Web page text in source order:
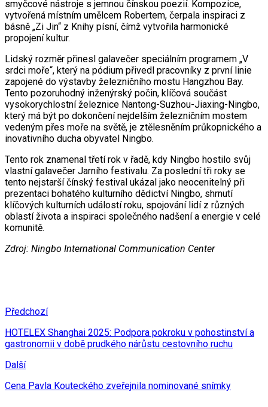
smyčcové nástroje s jemnou čínskou poezií. Kompozice,
vytvořená místním umělcem Robertem, čerpala inspiraci z
básně „Zi Jin“ z Knihy písní, čímž vytvořila harmonické
propojení kultur.
Lidský rozměr přinesl galavečer speciálním programem „V
srdci moře“, který na pódium přivedl pracovníky z první linie
zapojené do výstavby železničního mostu Hangzhou Bay.
Tento pozoruhodný inženýrský počin, klíčová součást
vysokorychlostní železnice Nantong-Suzhou-Jiaxing-Ningbo,
který má být po dokončení nejdelším železničním mostem
vedeným přes moře na světě, je ztělesněním průkopnického a
inovativního ducha obyvatel Ningbo.
Tento rok znamenal třetí rok v řadě, kdy Ningbo hostilo svůj
vlastní galavečer Jarního festivalu. Za poslední tři roky se
tento nejstarší čínský festival ukázal jako neocenitelný při
prezentaci bohatého kulturního dědictví Ningbo, shrnutí
klíčových kulturních událostí roku, spojování lidí z různých
oblastí života a inspiraci společného nadšení a energie v celé
komunitě.
Zdroj: Ningbo International Communication Center
Předchozí
HOTELEX Shanghai 2025: Podpora pokroku v pohostinství a
gastronomii v době prudkého nárůstu cestovního ruchu
Další
Cena Pavla Kouteckého zveřejnila nominované snímky